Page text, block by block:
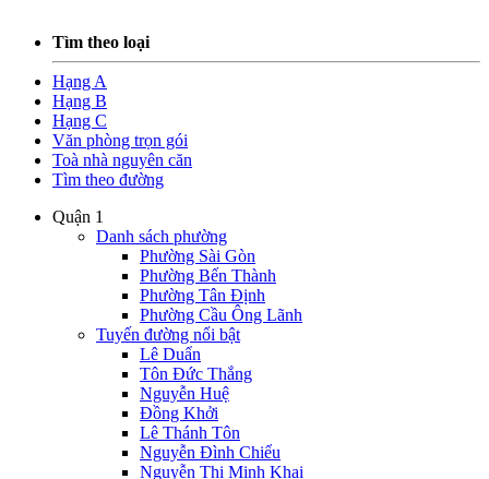
Tìm theo loại
Hạng A
Hạng B
Hạng C
Văn phòng trọn gói
Toà nhà nguyên căn
Tìm theo đường
Quận 1
Danh sách phường
Phường Sài Gòn
Phường Bến Thành
Phường Tân Định
Phường Cầu Ông Lãnh
Tuyến đường nổi bật
Lê Duẩn
Tôn Đức Thắng
Nguyễn Huệ
Đồng Khởi
Lê Thánh Tôn
Nguyễn Đình Chiểu
Nguyễn Thị Minh Khai